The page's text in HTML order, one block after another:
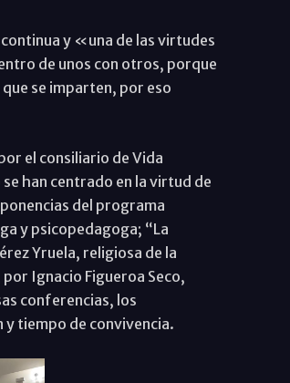
y «una de las virtudes
de unos con otros, porque
se imparten, por eso
el consiliario de Vida
han centrado en la virtud de
del programa
y psicopedagoga; “La
Yruela, religiosa de la
Ignacio Figueroa Seco,
conferencias, los
tiempo de convivencia.